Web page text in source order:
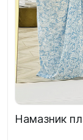
Намазник